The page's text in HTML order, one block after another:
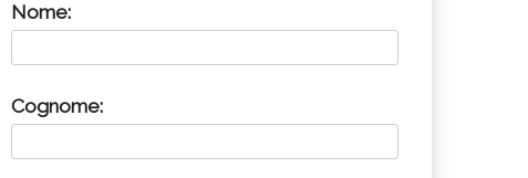
Nome:
Cognome: